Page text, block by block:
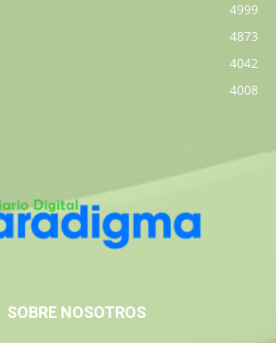
4999
4873
4042
4008
SOBRE NOSOTROS